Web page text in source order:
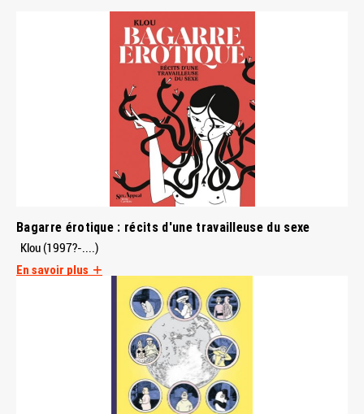
Bagarre érotique : récits d'une travailleuse du sexe
Klou (1997?-....)
En savoir plus